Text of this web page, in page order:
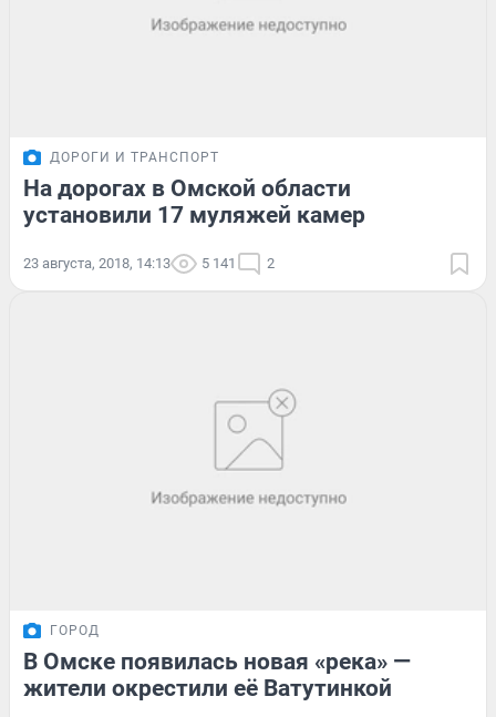
ДОРОГИ И ТРАНСПОРТ
На дорогах в Омской области
установили 17 муляжей камер
23 августа, 2018, 14:13 5 141 2
ГОРОД
В Омске появилась новая «река» —
жители окрестили её Ватутинкой